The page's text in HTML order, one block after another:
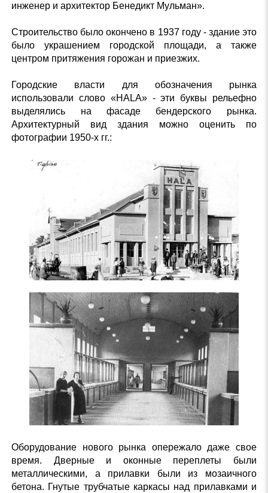
инженер и архитектор Бенедикт Мульман».
Строительство было окончено в 1937 году - здание это
было украшением городской площади, а также
центром притяжения горожан и приезжих.
Городские власти для обозначения рынка
использовали слово «HALA» - эти буквы рельефно
выделялись на фасаде бендерского рынка.
Архитектурный вид здания можно оценить по
фотографии 1950-х гг.:
Оборудование нового рынка опережало даже свое
время. Дверные и оконные переплеты были
металлическими, а прилавки были из мозаичного
бетона. Гнутые трубчатые каркасы над прилавками и